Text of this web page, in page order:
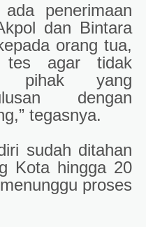
penerimaan
dan Bintara
orang tua,
agar tidak
pihak yang
dengan
tegasnya.
sudah ditahan
Kota hingga 20
proses